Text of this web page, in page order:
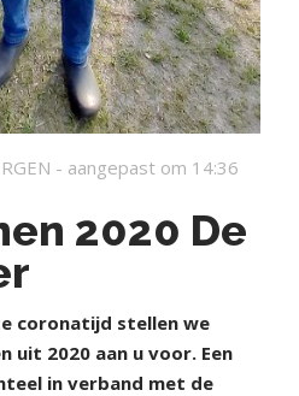
- aangepast om 14:36
2020 De
coronatijd stellen we
uit 2020 aan u voor. Een
in verband met de